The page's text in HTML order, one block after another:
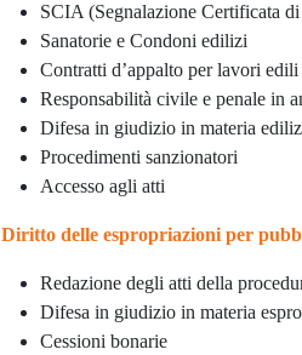
SCIA (Segnalazione Certificata
Sanatorie e Condoni edilizi
Contratti d’appalto per lavori edili
Responsabilità civile e penale in
Difesa in giudizio in materia
Procedimenti sanzionatori
Accesso agli atti
Diritto delle espropriazioni per
Redazione degli atti della
Difesa in giudizio in materia
Cessioni bonarie